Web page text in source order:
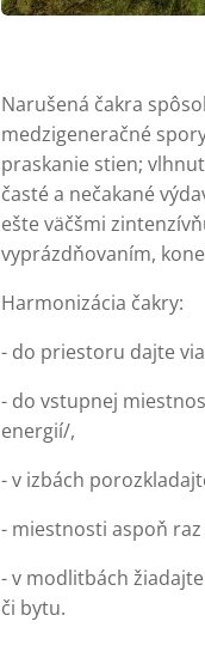
Narušená čakra
medzigeneračné
praskanie stien;
časté a nečakané
ešte väčšmi
vyprázdňovaním,
Harmonizácia čakry:
- do priestoru dajte
- do vstupnej
energií/,
- v izbách
- miestnosti aspoň
- v modlitbách
či bytu.